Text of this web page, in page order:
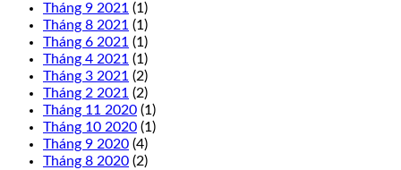
Tháng 9 2021 (1)
Tháng 8 2021 (1)
Tháng 6 2021 (1)
Tháng 4 2021 (1)
Tháng 3 2021 (2)
Tháng 2 2021 (2)
Tháng 11 2020 (1)
Tháng 10 2020 (1)
Tháng 9 2020 (4)
Tháng 8 2020 (2)